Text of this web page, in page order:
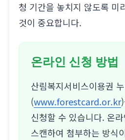
청 기간을 놓치지 않도록 미
것이 중요합니다.
온라인 신청 방법
산림복지서비스이용권
(www.forestcard.or.kr
신청할 수 있습니다. 온
스캔하여 첨부하는 방식